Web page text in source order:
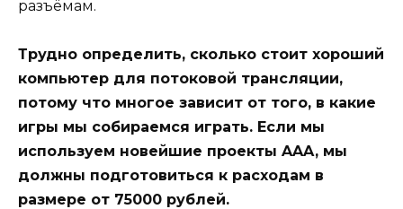
разъёмам.
Трудно определить, сколько стоит хороший
компьютер для потоковой трансляции,
потому что многое зависит от того, в какие
игры мы собираемся играть. Если мы
используем новейшие проекты AAA, мы
должны подготовиться к расходам в
размере от 75000 рублей.